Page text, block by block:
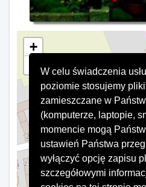
W celu świadczenia
poziomie stosujemy
zamieszczane w
(komputerze, laptopie,
momencie mogą
ustawień Państwa
wyłączyć opcję zapisu
szczegółowymi
Głaz
+